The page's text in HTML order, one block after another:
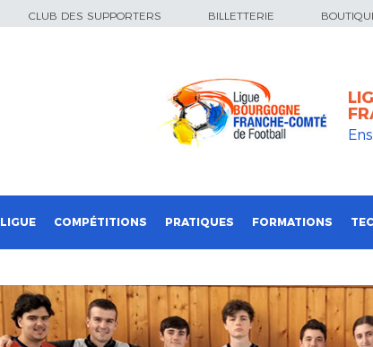
CLUB DES SUPPORTERS BILLETTERIE
LIGUE COMPÉTITIONS PRATIQUES FORMATIONS